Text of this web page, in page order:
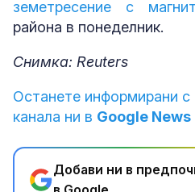
земетресение с
района в понеделник.
Снимка: Reuters
Останете информирани с
канала ни в Google
Добави ни в